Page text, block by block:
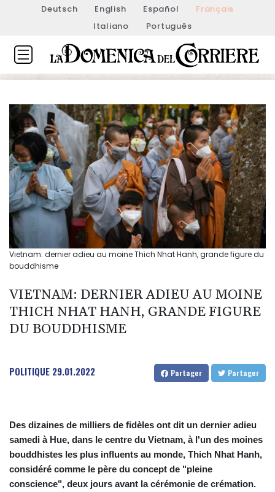
Deutsch English Español
Français
Italiano
Português
Vietnam: dernier adieu au moine Thich Nhat Hanh, grande figure du
bouddhisme
VIETNAM: DERNIER ADIEU AU MOINE
THICH NHAT HANH, GRANDE FIGURE
DU BOUDDHISME
POLITIQUE 29.01.2022 Partager Partager
Des dizaines de milliers de fidèles ont dit un dernier adieu
samedi à Hue, dans le centre du Vietnam, à l'un des moines
bouddhistes les plus influents au monde, Thich Nhat Hanh,
considéré comme le père du concept de "pleine
conscience", deux jours avant la cérémonie de crémation.